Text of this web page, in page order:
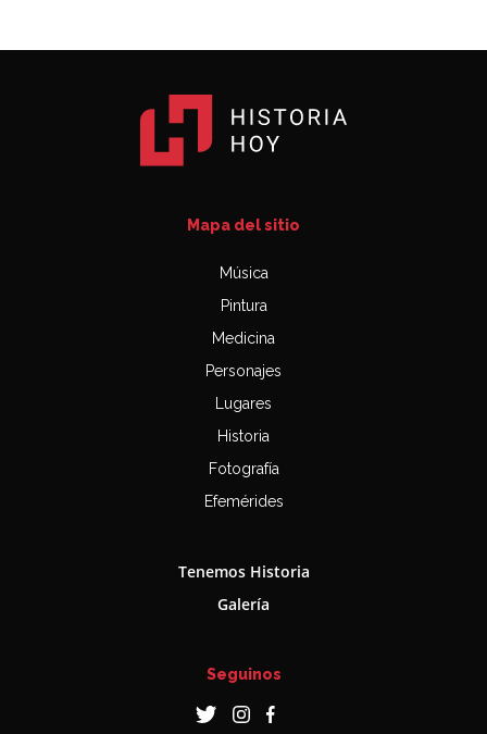
Mapa del sitio
Música
Pintura
Medicina
Personajes
Lugares
Historia
Fotografía
Efemérides
Tenemos Historia
Galería
Seguinos